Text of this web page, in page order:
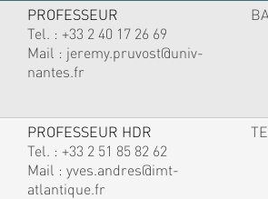
PROFESSEUR
Tel. : +33 2 40 17 26 69
Mail : jeremy.pruvost@univ-
nantes.fr
PROFESSEUR HDR
Tel. : +33 2 51 85 82 62
Mail : yves.andres@imt-
atlantique.fr